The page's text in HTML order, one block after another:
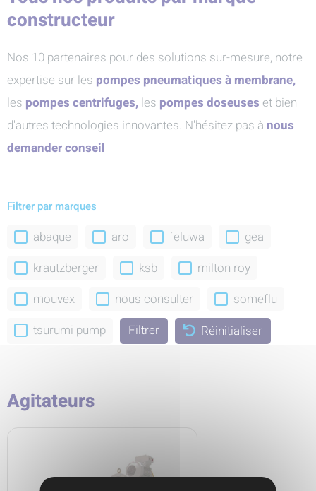
constructeur
Nos 10 partenaires pour des solutions sur-mesure, notre
expertise sur les pompes pneumatiques à membrane,
les pompes centrifuges, les pompes doseuses et bien
d'autres technologies innovantes. N'hésitez pas à nous
demander conseil
Filtrer par marques
abaque aro feluwa
gea
krautzberger
ksb
milton roy
mouvex
nous consulter
someflu
tsurumi pump
Réinitialiser
Agitateurs